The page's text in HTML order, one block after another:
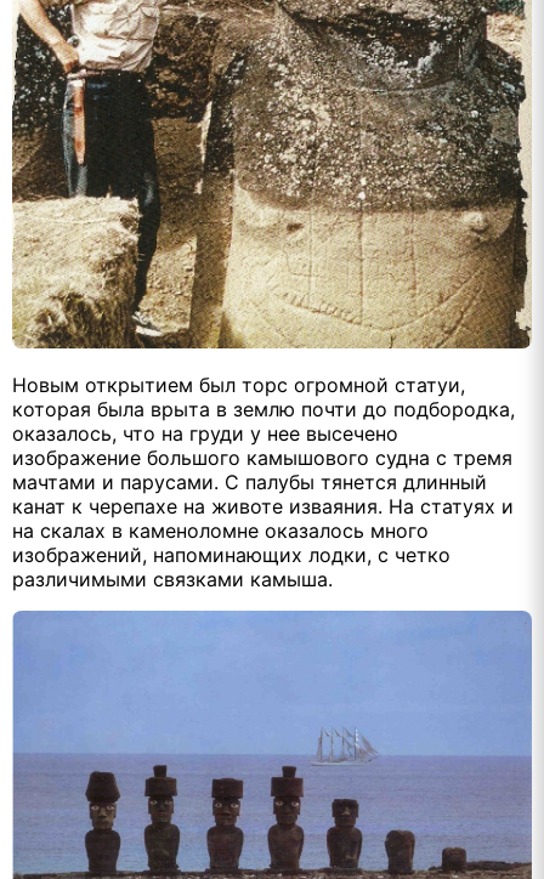
Новым открытием был торс огромной статуи,
которая была врыта в землю почти до подбородка,
оказалось, что на груди у нее высечено
изображение большого камышового судна с тремя
мачтами и парусами. С палубы тянется длинный
канат к черепахе на животе изваяния. На статуях и
на скалах в каменоломне оказалось много
изображений, напоминающих лодки, с четко
различимыми связками камыша.